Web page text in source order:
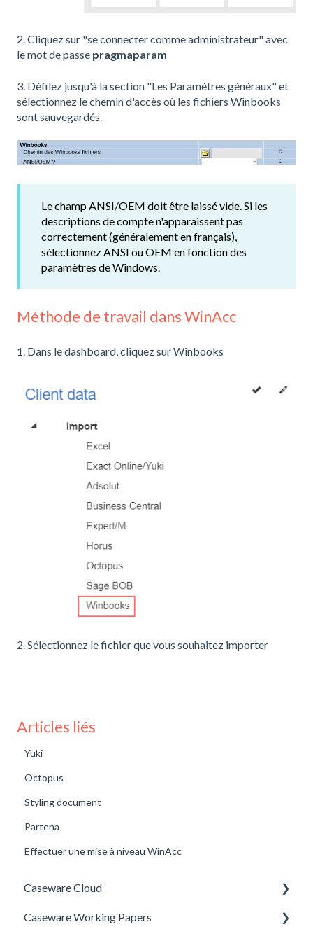
2. Cliquez sur "se connecter comme administrateur" avec
le mot de passe pragmaparam
3. Défilez jusqu'à la section "Les Paramètres généraux" et
sélectionnez le chemin d'accès où les fichiers Winbooks
sont sauvegardés.
Le champ ANSI/OEM doit être laissé vide. Si les
descriptions de compte n'apparaissent pas
correctement (généralement en français),
sélectionnez ANSI ou OEM en fonction des
paramètres de Windows.
Méthode de travail dans WinAcc
1. Dans le dashboard, cliquez sur Winbooks
2. Sélectionnez le fichier que vous souhaitez importer
Articles liés
Yuki
Octopus
Styling document
Partena
Effectuer une mise à niveau WinAcc
Caseware Cloud
SQM
Caseware Working Papers